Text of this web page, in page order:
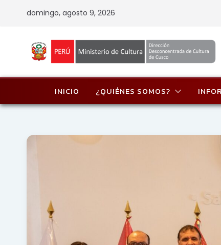
domingo, agosto 9, 2026
INICIO ¿QUIÉNES SOMOS?